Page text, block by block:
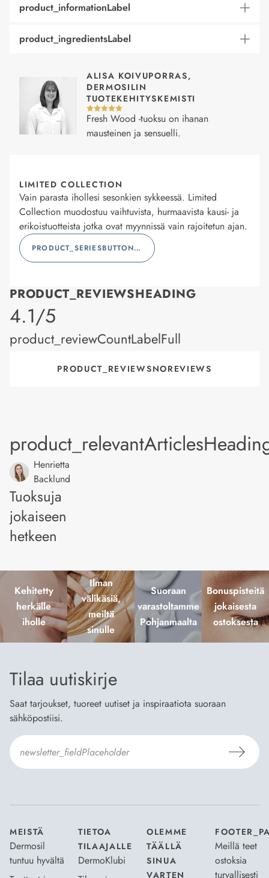
product_informationLabel
product_ingredientsLabel
ALISA KOIVUPORRAS,
DERMOSILIN
TUOTEKEHITYSKEMISTI
Fresh Wood -tuoksu on ihanan
mausteinen ja sensuelli.
LIMITED COLLECTION
Vain parasta ihollesi sesonkien sykkeessä. Limited
Collection muodostuu vaihtuvista, hurmaavista kausi- ja
erikoistuotteista jotka ovat myynnissä vain rajoitetun ajan.
PRODUCT_SERIESBUTTONLABEL
PRODUCT_REVIEWSHEADING
product_rating
4.1/5
product_reviewCountLabelFull
PRODUCT_REVIEWSNOREVIEWS
Henrietta
Backlund
Tuoksuja
jokaiseen
hetkeen
Kehitetty
herkälle
iholle
Ilman
välikäsiä,
meiltä
sinulle
Suoraan
varastoltamme
Pohjanmaalta
Bonuspisteitä
jokaisesta
ostoksesta
Tilaa uutiskirje
Saat tarjoukset, tuoreet uutiset ja inspiraatiota suoraan
sähköpostiisi.
MEISTÄ
Dermosil
tuntuu hyvältä
TIETOA
TILAAJALLE
DermoKlubi
OLEMME
TÄÄLLÄ
SINUA
VARTEN
Meillä teet
ostoksia
turvallisesti